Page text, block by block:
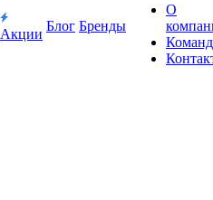
Акции
Блог Бренды
О